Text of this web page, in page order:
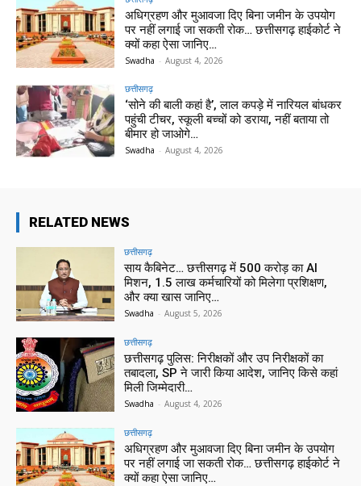
अधिग्रहण और मुआवजा दिए बिना जमीन के उपयोग
पर नहीं लगाई जा सकती रोक… छत्तीसगढ़ हाईकोर्ट ने
क्यों कहा ऐसा जानिए…
Swadha - August 4, 2026
छत्तीसगढ़
‘सोने की बाली कहां है’, लाल कपड़े में नारियल बांधकर
पहुंची टीचर, स्कूली बच्चों को डराया, नहीं बताया तो
बीमार हो जाओगे…
Swadha - August 4, 2026
RELATED NEWS
छत्तीसगढ़
साय कैबिनेट… छत्तीसगढ़ में 500 करोड़ का AI
मिशन, 1.5 लाख कर्मचारियों को मिलेगा प्रशिक्षण,
और क्या खास जानिए…
Swadha - August 5, 2026
छत्तीसगढ़
छत्तीसगढ़ पुलिस: निरीक्षकों और उप निरीक्षकों का
तबादला, SP ने जारी किया आदेश, जानिए किसे कहां
मिली जिम्मेदारी…
Swadha - August 4, 2026
छत्तीसगढ़
अधिग्रहण और मुआवजा दिए बिना जमीन के उपयोग
पर नहीं लगाई जा सकती रोक… छत्तीसगढ़ हाईकोर्ट ने
क्यों कहा ऐसा जानिए…